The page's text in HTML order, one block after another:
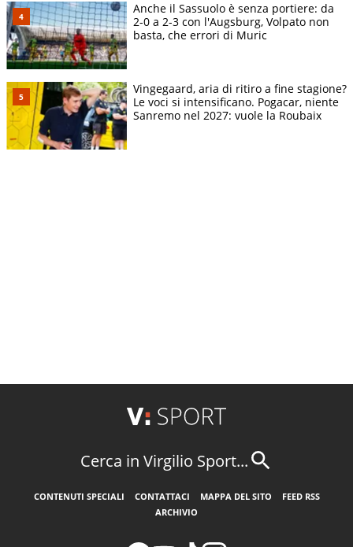
Anche il Sassuolo è senza portiere: da
2-0 a 2-3 con l'Augsburg, Volpato non
basta, che errori di Muric
Vingegaard, aria di ritiro a fine stagione?
Le voci si intensificano. Pogacar, niente
Sanremo nel 2027: vuole la Roubaix
Cerca in Virgilio Sport...
CONTENUTI SPECIALI CONTATTACI MAPPA DEL SITO
FEED RSS
ARCHIVIO